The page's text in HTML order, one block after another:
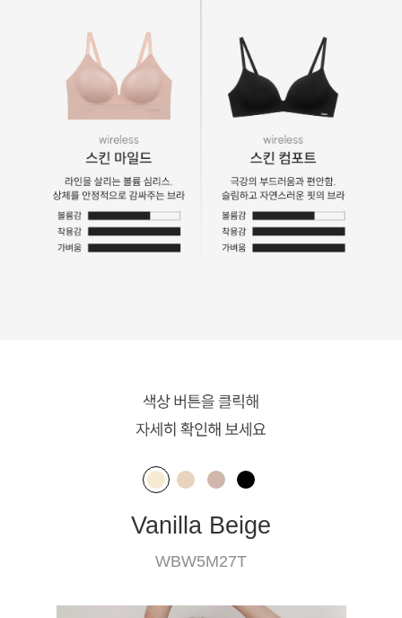
Vanilla Beige
WBW5M27T